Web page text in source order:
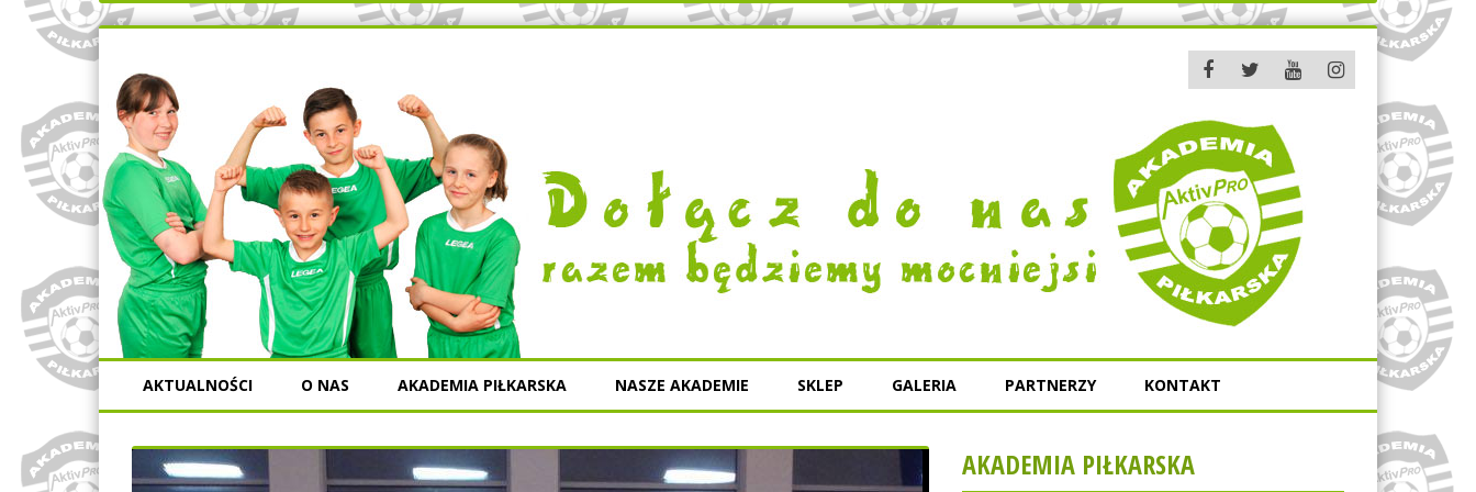
AKTUALNOŚCI O NAS AKADEMIA PIŁKARSKA NASZE AKADEMIE SKLEP GALERIA PARTNERZY KONTAKT
AKADEMIA PIŁKARSKA